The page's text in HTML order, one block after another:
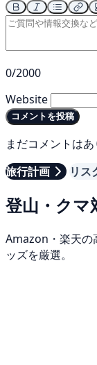
0/2000
Website
コメントを投稿
まだコメントはあ
旅行計画
リス
登山・クマ
Amazon・楽天の
ッズを厳選。